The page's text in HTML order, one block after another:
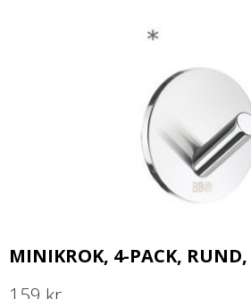
MINIKROK, 4-PACK, RUND,